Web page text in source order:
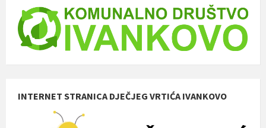
INTERNET STRANICA DJEČJEG VRTIĆA IVANKOVO